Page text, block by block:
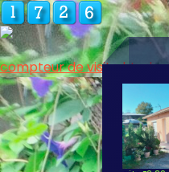
compteur de visite html
Aller
au
contenu